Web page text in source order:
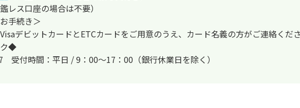
レス口座の場合は不要）
手続き＞
デビットカードとETCカードをご用意のうえ、カード名義の方がご連絡くだ
◆
受付時間：平日 / 9：00～17：00（銀行休業日を除く）